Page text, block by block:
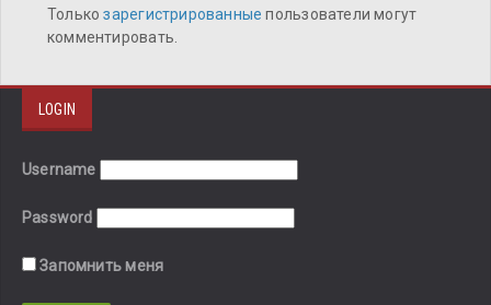
Толькозарегистрированныепользователи могут
комментировать.
LOGIN
Username
Password
Запомнить меня